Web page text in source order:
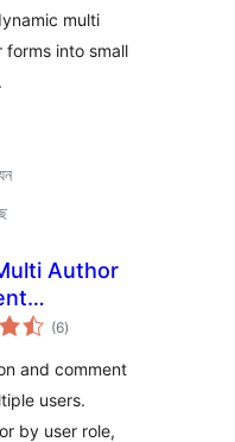
multi
forms into small
Author
(6টা
মুঠ)
and comment
users.
by user role,